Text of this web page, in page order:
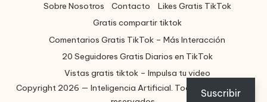
Sobre Nosotros
Contacto
Likes Gratis TikTok
Gratis compartir tiktok
Comentarios Gratis TikTok – Más Interacción
20 Seguidores Gratis Diarios en TikTok
Vistas gratis tiktok – Impulsa tu video
Copyright 2026 — Inteligencia Artificial. Todos los derechos
Suscribir
ES